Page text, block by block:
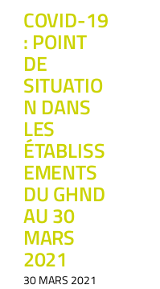
COVID-19
: POINT
DE
SITUATIO
N DANS
LES
ÉTABLISS
EMENTS
DU GHND
AU 30
MARS
2021
30 MARS 2021